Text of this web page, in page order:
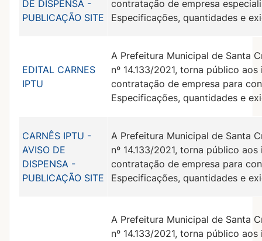
DE DISPENSA -
PUBLICAÇÃO SITE
contratação de empresa
Especificações, quantidades e
EDITAL CARNES
IPTU
A Prefeitura Municipal de Santa
nº 14.133/2021, torna público
contratação de empresa para
Especificações, quantidades e
CARNÊS IPTU -
AVISO DE
DISPENSA -
PUBLICAÇÃO SITE
A Prefeitura Municipal de Santa
nº 14.133/2021, torna público
contratação de empresa para
Especificações, quantidades e
A Prefeitura Municipal de Santa
nº 14.133/2021, torna público